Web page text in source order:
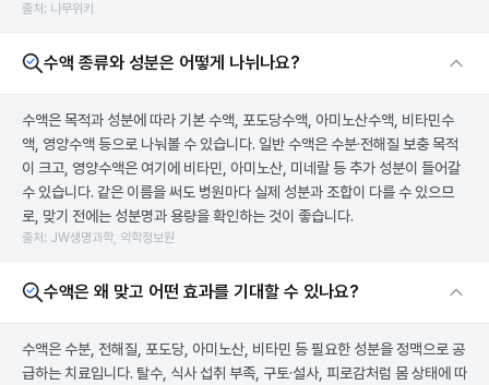
출처: 나무위키
수액 종류와 성분은 어떻게 나뉘나요?
수액은 목적과 성분에 따라 기본 수액, 포도당수액, 아미노산수액, 비타민수
액, 영양수액 등으로 나눠볼 수 있습니다. 일반 수액은 수분·전해질 보충 목적
이 크고, 영양수액은 여기에 비타민, 아미노산, 미네랄 등 추가 성분이 들어갈
수 있습니다. 같은 이름을 써도 병원마다 실제 성분과 조합이 다를 수 있으므
로, 맞기 전에는 성분명과 용량을 확인하는 것이 좋습니다.
출처: JW생명과학, 약학정보원
수액은 왜 맞고 어떤 효과를 기대할 수 있나요?
수액은 수분, 전해질, 포도당, 아미노산, 비타민 등 필요한 성분을 정맥으로 공
급하는 치료입니다. 탈수, 식사 섭취 부족, 구토·설사, 피로감처럼 몸 상태에 따